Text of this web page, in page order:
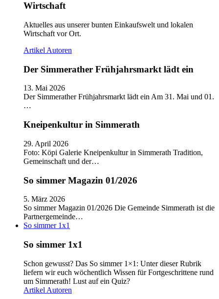
Wirtschaft
Aktuelles aus unserer bunten Einkaufswelt und lokalen
Wirtschaft vor Ort.
Artikel Autoren
Der Simmerather Frühjahrsmarkt lädt ein
13. Mai 2026
Der Simmerather Frühjahrsmarkt lädt ein Am 31. Mai und 01.
…
Kneipenkultur in Simmerath
29. April 2026
Foto: Köpi Galerie Kneipenkultur in Simmerath Tradition,
Gemeinschaft und der…
So simmer Magazin 01/2026
5. März 2026
So simmer Magazin 01/2026 Die Gemeinde Simmerath ist die
Partnergemeinde…
So simmer 1x1
So simmer 1x1
Schon gewusst? Das So simmer 1×1: Unter dieser Rubrik
liefern wir euch wöchentlich Wissen für Fortgeschrittene rund
um Simmerath! Lust auf ein Quiz?
Artikel Autoren